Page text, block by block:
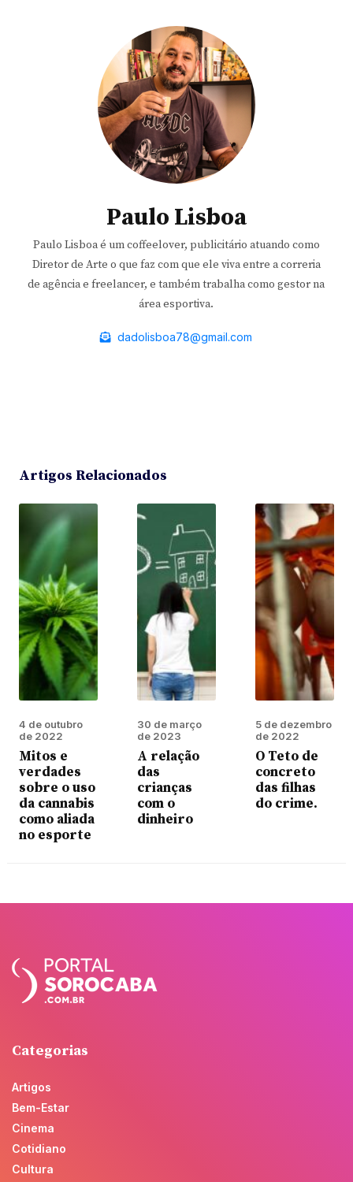
Paulo Lisboa
Paulo Lisboa é um coffeelover, publicitário atuando como
Diretor de Arte o que faz com que ele viva entre a correria
de agência e freelancer, e também trabalha como gestor na
área esportiva.
dadolisboa78@gmail.com
Artigos Relacionados
4 de outubro
de 2022
Mitos e
verdades
sobre o uso
da cannabis
como aliada
no esporte
30 de março
de 2023
A relação
das
crianças
com o
dinheiro
5 de dezembro
de 2022
O Teto de
concreto
das filhas
do crime.
Categorias
Artigos
Bem-Estar
Cinema
Cotidiano
Cultura